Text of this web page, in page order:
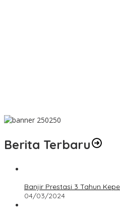
Berita Terbaru
Banjir Prestasi 3 Tahun
04/03/2024